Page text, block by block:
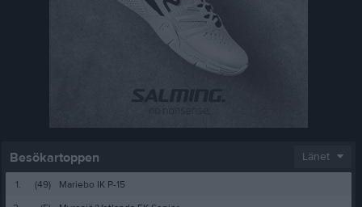
Besökartoppen Länet
1. (49)
Mariebo IK P-15